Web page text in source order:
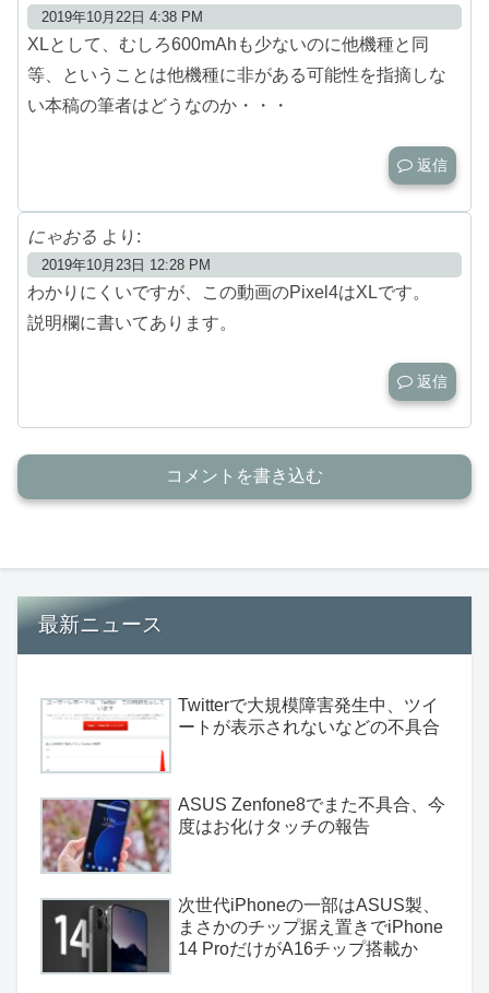
2019年10月22日 4:38 PM
XLとして、むしろ600mAhも少ないのに他機種と同
等、ということは他機種に非がある可能性を指摘しな
い本稿の筆者はどうなのか・・・
返信
にゃおる より:
2019年10月23日 12:28 PM
わかりにくいですが、この動画のPixel4はXLです。
説明欄に書いてあります。
返信
コメントを書き込む
最新ニュース
Twitterで大規模障害発生中、ツイ
ートが表示されないなどの不具合
ASUS Zenfone8でまた不具合、今
度はお化けタッチの報告
次世代iPhoneの一部はASUS製、
まさかのチップ据え置きでiPhone
14 ProだけがA16チップ搭載か